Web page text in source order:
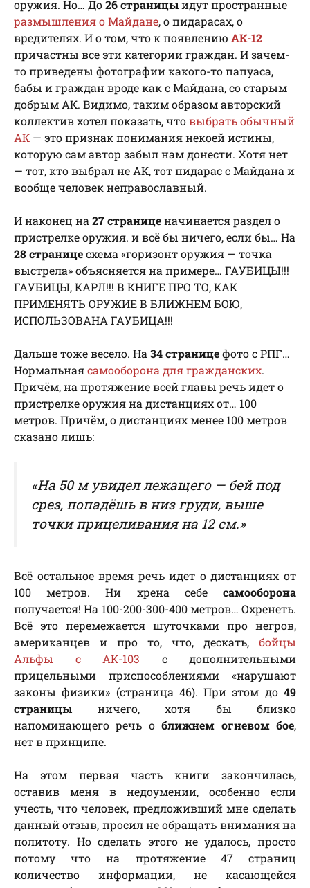
оружия. Но… До26 страницыидут пространные
размышления о Майдане, о пидарасах, о
вредителях. И о том, что к появлению АК-12
причастны все эти категории граждан. И зачем-
то приведены фотографии какого-то папуаса,
бабы и граждан вроде как с Майдана, со старым
добрым АК. Видимо, таким образом авторский
коллектив хотел показать, чтовыбрать обычный
АК — это признак понимания некоей истины,
которую сам автор забыл нам донести. Хотя нет
— тот, кто выбрал не АК, тот пидарас с Майдана и
вообще человек неправославный.
И наконец на27 страниценачинается раздел о
пристрелке оружия. и всё бы ничего, если бы… На
28 страницесхема «горизонт оружия — точка
выстрела» объясняется на примере… ГАУБИЦЫ!!!
ГАУБИЦЫ, КАРЛ!!! В КНИГЕ ПРО ТО, КАК
ПРИМЕНЯТЬ ОРУЖИЕ В БЛИЖНЕМ БОЮ,
ИСПОЛЬЗОВАНА ГАУБИЦА!!!
Дальше тоже весело. На34 страницефото с РПГ…
Нормальнаясамооборона для гражданских.
Причём, на протяжение всей главы речь идет о
пристрелке оружия на дистанциях от… 100
метров. Причём, о дистанциях менее 100 метров
сказано лишь:
«На 50 м увидел лежащего — бей под
срез, попадёшь в низ груди, выше
точки прицеливания на 12 см.»
Всё остальное время речь идет о дистанциях от
100 метров. Ни хрена себе самооборона
получается! На 100-200-300-400 метров… Охренеть.
Всё это перемежается шуточками про негров,
американцев и про то, что, дескать, бойцы
Альфы с АК-103 с дополнительными
прицельными приспособлениями «нарушают
законы физики» (страница 46). При этом до 49
страницы ничего, хотя бы близко
напоминающего речь оближнем огневом бое,
нет в принципе.
На этом первая часть книги закончилась,
оставив меня в недоумении, особенно если
учесть, что человек, предложивший мне сделать
данный отзыв, просил не обращать внимания на
политоту. Но сделать этого не удалось, просто
потому что на протяжение 47 страниц
количество информации, не касающейся